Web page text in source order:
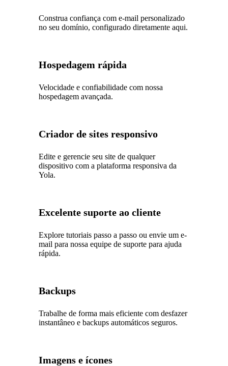
Construa confiança com e-mail personalizado
no seu domínio, configurado diretamente aqui.
Hospedagem rápida
Velocidade e confiabilidade com nossa
hospedagem avançada.
Criador de sites responsivo
Edite e gerencie seu site de qualquer
dispositivo com a plataforma responsiva da
Yola.
Excelente suporte ao cliente
Explore tutoriais passo a passo ou envie um e-
mail para nossa equipe de suporte para ajuda
rápida.
Backups
Trabalhe de forma mais eficiente com desfazer
instantâneo e backups automáticos seguros.
Imagens e ícones